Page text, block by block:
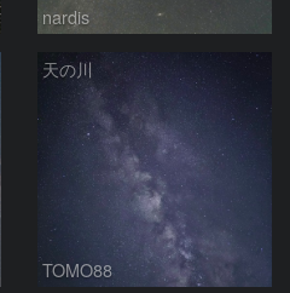
nardis
天の川
TOMO88